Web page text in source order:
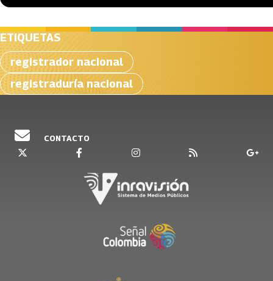
ETIQUETAS
registrador nacional
registraduría nacional
CONTACTO